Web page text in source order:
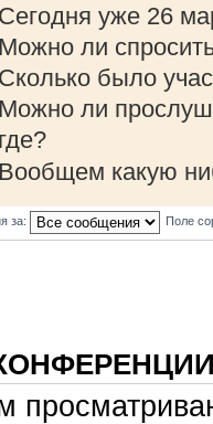
Сегодня уже 26
Можно ли
Сколько было
Можно ли
где?
Вообщем какую
за: Поле